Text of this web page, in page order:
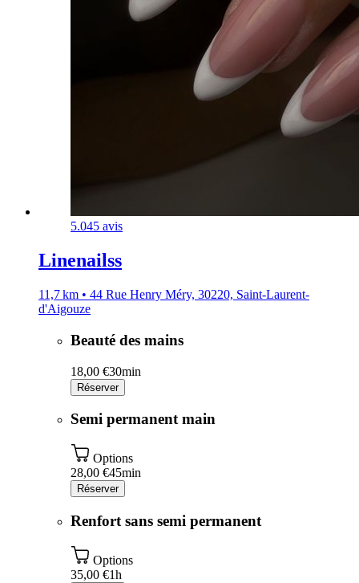
5.045 avis
Linenailss
11,7 km • 44 Rue Henry Méry, 30220, Saint-Laurent-
d'Aigouze
Beauté des mains
18,00 €30min
Réserver
Semi permanent main
Options
28,00 €45min
Réserver
Renfort sans semi permanent
Options
35,00 €1h